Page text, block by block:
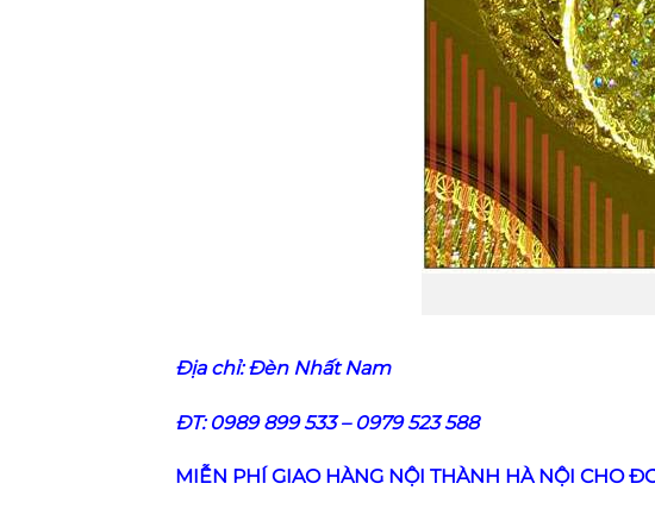
Địa chỉ:Đèn Nhất Nam
ĐT: 0989 899 533 – 0979 523 588
MIỄN PHÍ GIAO HÀNG NỘI THÀNH HÀ NỘI CHO